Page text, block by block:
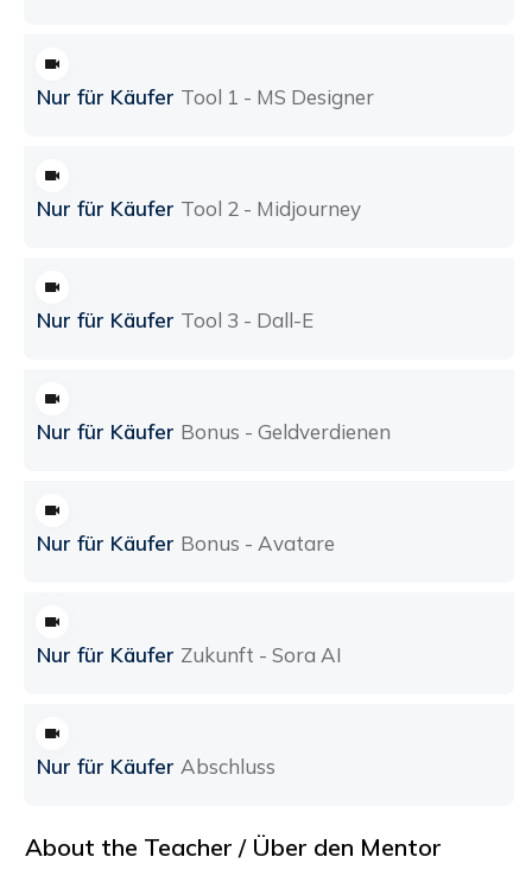
Nur für Käufer Tool 1 - MS Designer
Nur für Käufer Tool 2 - Midjourney
Nur für Käufer Tool 3 - Dall-E
Nur für Käufer Bonus - Geldverdienen
Nur für Käufer Bonus - Avatare
Nur für Käufer Zukunft - Sora AI
Nur für Käufer Abschluss
About the Teacher / Über den Mentor